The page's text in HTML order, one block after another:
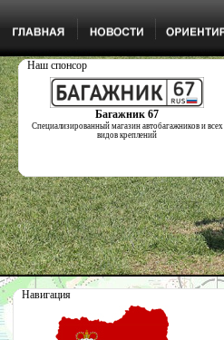
Наш спонсор
Багажник 67
Специализированный магазин автобагажников и всех
видов креплений
Навигация